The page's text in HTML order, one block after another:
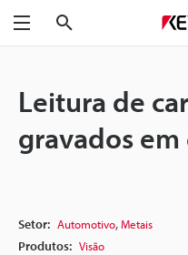
Menu
Leitura de
gravados em
Setor: Automotivo,Metais
Produtos: Visão